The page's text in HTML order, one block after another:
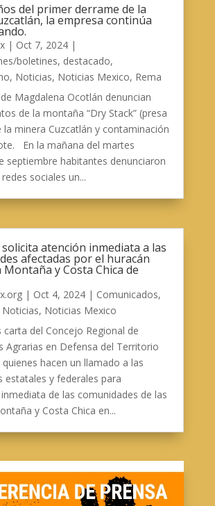
del primer derrame de la
la empresa continúa
| Oct 7, 2024|
boletines, destacado,
, Noticias, Noticias Mexico, Rema
Magdalena Ocotlán denuncian
de la montaña “Dry Stack” (presa
la minera Cuzcatlán y contaminación
En la mañana del martes
septiembre habitantes denunciaron
sociales un...
solicita atención inmediata a las
afectadas por el huracán
Montaña y Costa Chica de
| Oct 4, 2024| Comunicados,
Noticias, Noticias Mexico
del Concejo Regional de
Agrarias en Defensa del Territorio
quienes hacen un llamado a las
estatales y federales para
de las comunidades de las
y Costa Chica en...